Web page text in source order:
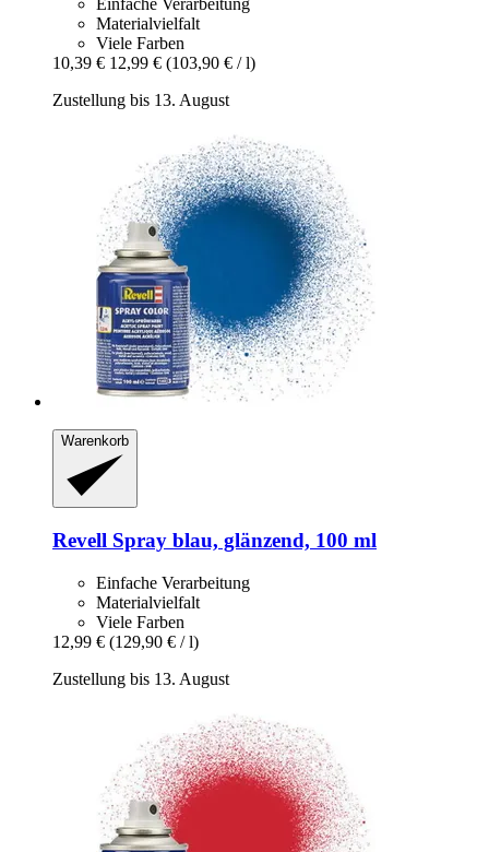
Materialvielfalt
Viele Farben
10,39 € 12,99 € (103,90 € / l)
Zustellung bis 13. August
Warenkorb
Revell Spray blau, glänzend, 100 ml
Einfache Verarbeitung
Materialvielfalt
Viele Farben
12,99 € (129,90 € / l)
Zustellung bis 13. August